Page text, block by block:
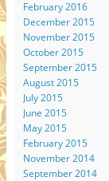
February 2016
December 2015
November 2015
October 2015
September 2015
August 2015
July 2015
June 2015
May 2015
February 2015
November 2014
September 2014